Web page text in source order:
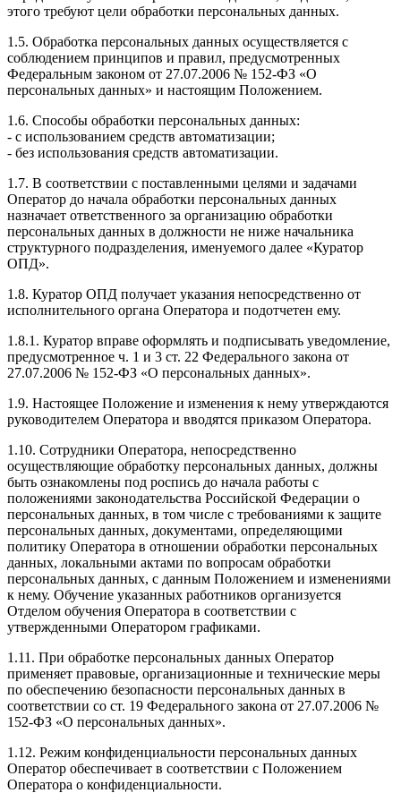
этого требуют цели обработки персональных данных.
1.5. Обработка персональных данных осуществляется с
соблюдением принципов и правил, предусмотренных
Федеральным законом от 27.07.2006 № 152-ФЗ «О
персональных данных» и настоящим Положением.
1.6. Способы обработки персональных данных:
- с использованием средств автоматизации;
- без использования средств автоматизации.
1.7. В соответствии с поставленными целями и задачами
Оператор до начала обработки персональных данных
назначает ответственного за организацию обработки
персональных данных в должности не ниже начальника
структурного подразделения, именуемого далее «Куратор
ОПД».
1.8. Куратор ОПД получает указания непосредственно от
исполнительного органа Оператора и подотчетен ему.
1.8.1. Куратор вправе оформлять и подписывать уведомление,
предусмотренное ч. 1 и 3 ст. 22 Федерального закона от
27.07.2006 № 152-ФЗ «О персональных данных».
1.9. Настоящее Положение и изменения к нему утверждаются
руководителем Оператора и вводятся приказом Оператора.
1.10. Сотрудники Оператора, непосредственно
осуществляющие обработку персональных данных, должны
быть ознакомлены под роспись до начала работы с
положениями законодательства Российской Федерации о
персональных данных, в том числе с требованиями к защите
персональных данных, документами, определяющими
политику Оператора в отношении обработки персональных
данных, локальными актами по вопросам обработки
персональных данных, с данным Положением и изменениями
к нему. Обучение указанных работников организуется
Отделом обучения Оператора в соответствии с
утвержденными Оператором графиками.
1.11. При обработке персональных данных Оператор
применяет правовые, организационные и технические меры
по обеспечению безопасности персональных данных в
соответствии со ст. 19 Федерального закона от 27.07.2006 №
152-ФЗ «О персональных данных».
1.12. Режим конфиденциальности персональных данных
Оператор обеспечивает в соответствии с Положением
Оператора о конфиденциальности.